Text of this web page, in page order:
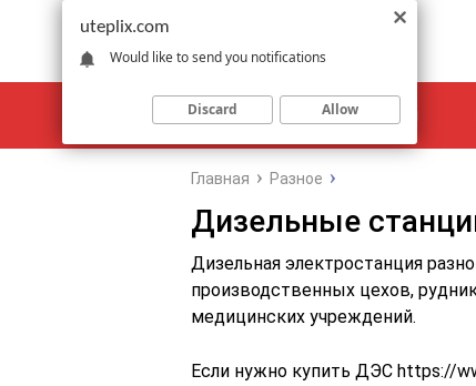
Материалы Объекты
Главная Разное
Дизельные
Дизельная электростанция
производственных цехов,
медицинских учреждений.
Если нужно купить ДЭС https://
uteplix.com
Would like to send you notifications
Discard Allow